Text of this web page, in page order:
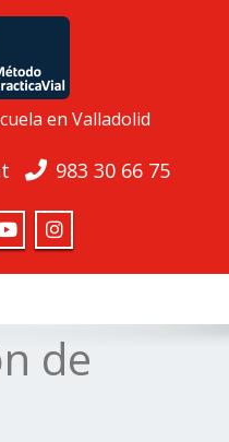
en Valladolid
983 30 66 75
de